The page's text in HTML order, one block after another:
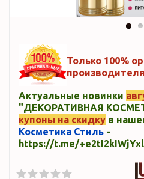
Только 100%
производителя
Актуальные новинки
"ДЕКОРАТИВНАЯ
купоны на скидку в
Косметика Стиль -
https://t.me/